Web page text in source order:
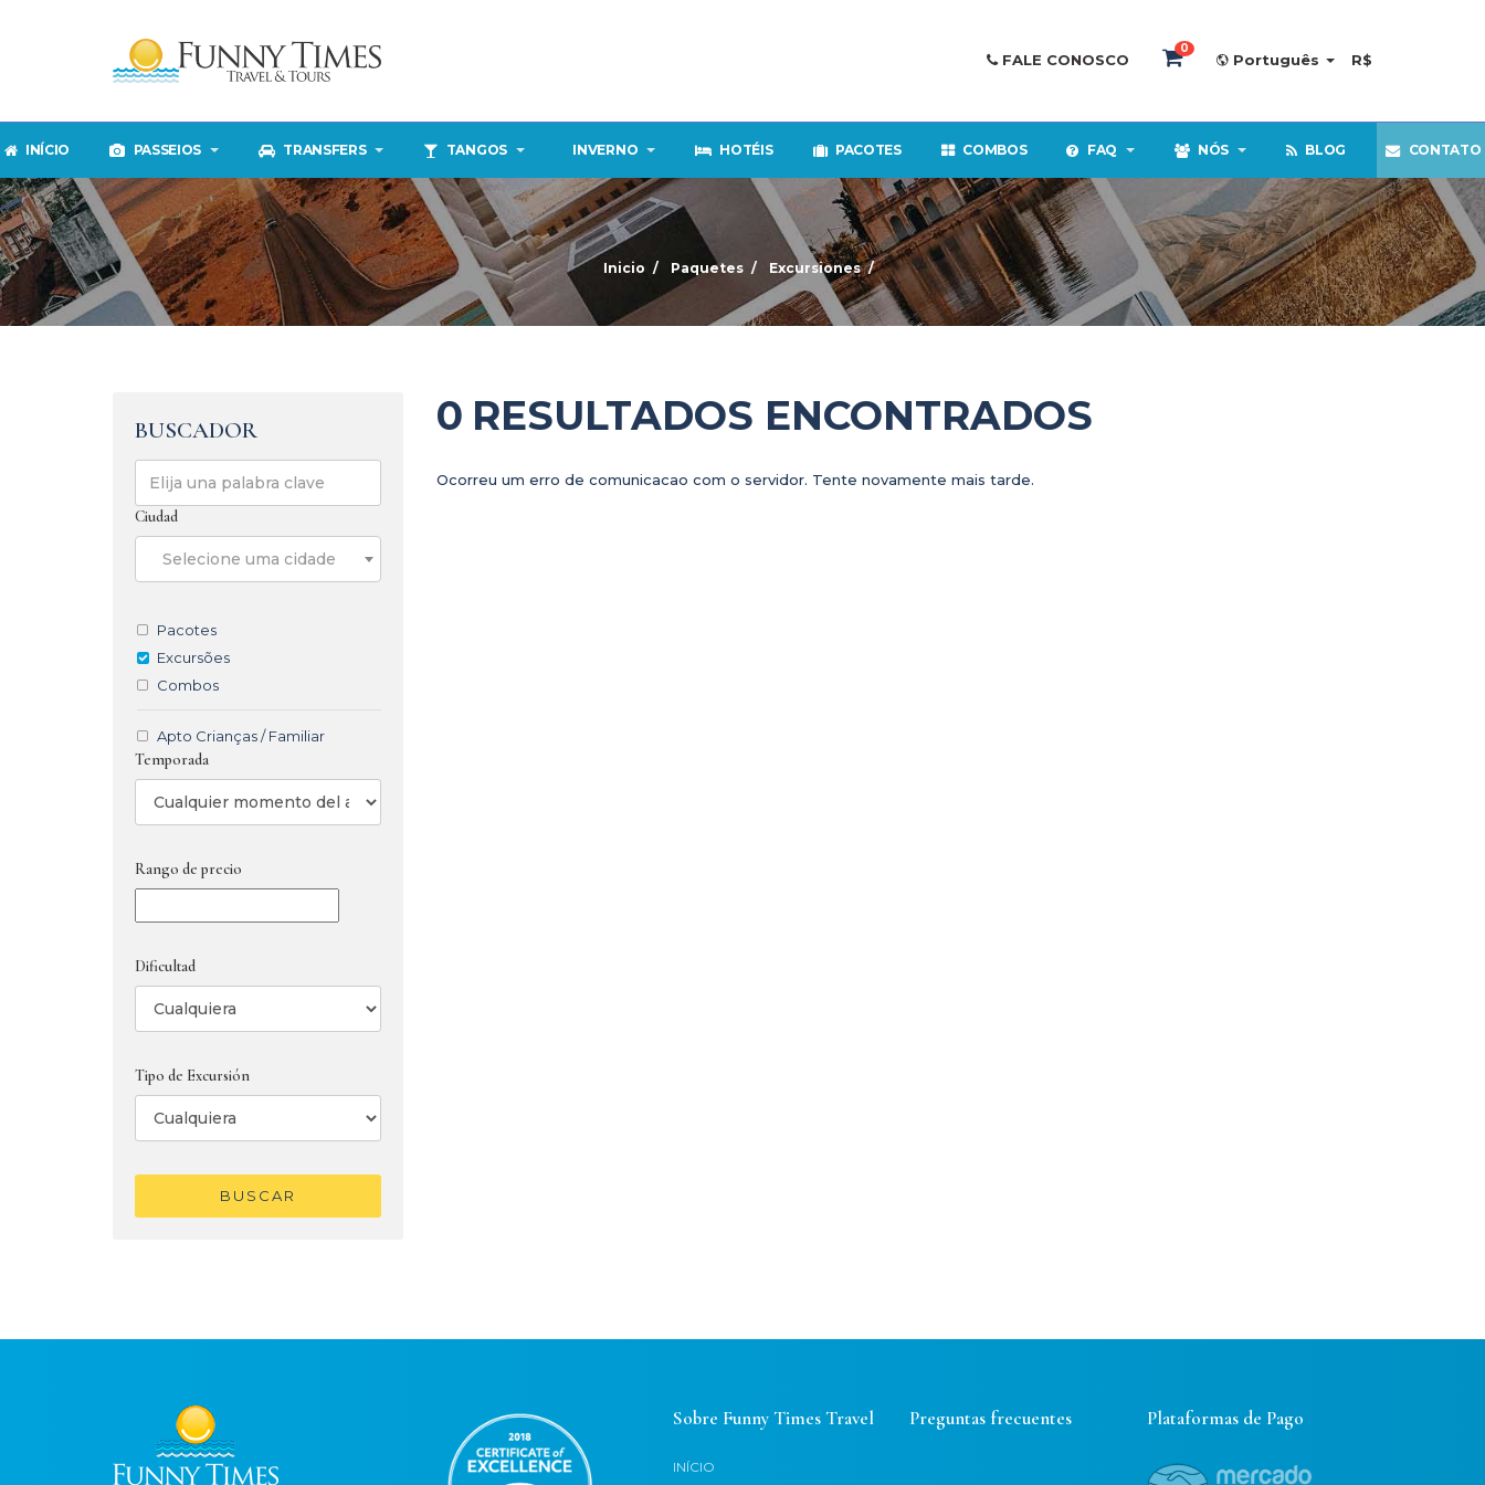
FALE CONOSCO
0
Português R$
INÍCIO PASSEIOS TRANSFERS TANGOS INVERNO HOTÉIS PACOTES COMBOS FAQ NÓS BLOG CONTATO
Inicio Paquetes Excursiones
BUSCADOR
Ciudad
Selecione uma cidade
Pacotes
Excursões
Combos
Apto Crianças / Familiar
Temporada
Rango de precio
Dificultad
Tipo de Excursión
BUSCAR
0 RESULTADOS ENCONTRADOS
Ocorreu um erro de comunicacao com o servidor. Tente novamente mais tarde.
Sobre Funny Times Travel
INÍCIO
Preguntas frecuentes Plataformas de Pago